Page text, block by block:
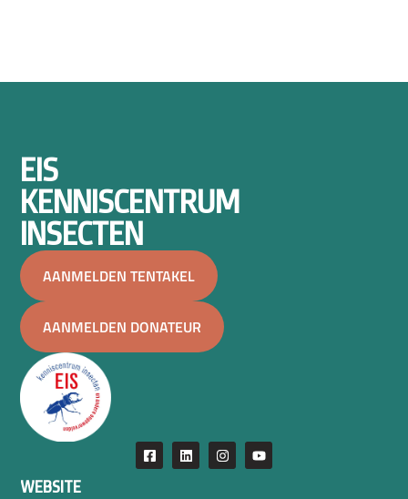
EIS
KENNISCENTRUM
INSECTEN
AANMELDEN TENTAKEL
AANMELDEN DONATEUR
WEBSITE